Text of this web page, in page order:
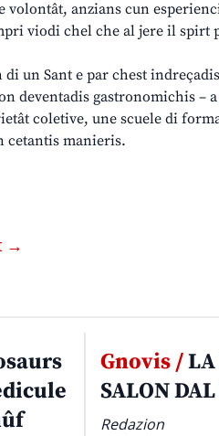
anzians cun
viodi chel che al jere il spirt
un Sant e par chest
deventadis gastronomichis –
coletive, une scuele di
cetantis manieris.
→
Gnovis /LA
SALON
Redazion